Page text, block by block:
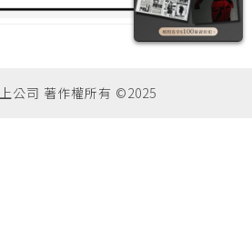
公司 著作權所有 ©2025